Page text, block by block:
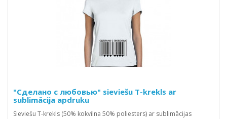
"Сделано с любовью" sieviešu T-krekls ar
sublimācija apdruku
Sieviešu T-krekls (50% kokvilna 50% poliesters) ar sublimācijas